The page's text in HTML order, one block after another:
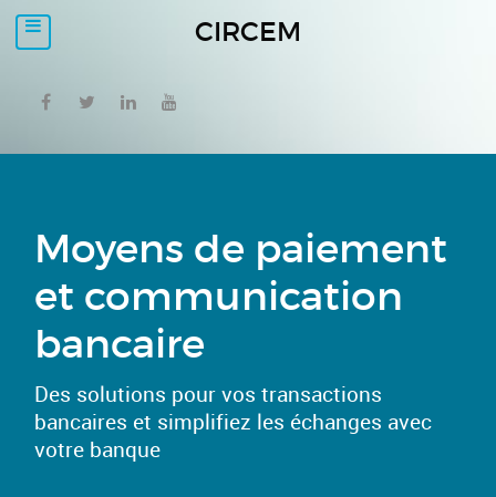
CIRCEM
Moyens de paiement
et communication
bancaire
Des solutions pour vos transactions
bancaires et simplifiez les échanges avec
votre banque